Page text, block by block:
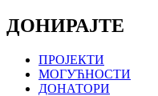
ДОНИРАЈТЕ
ПРОЈЕКТИ
МОГУЋНОСТИ
ДОНАТОРИ